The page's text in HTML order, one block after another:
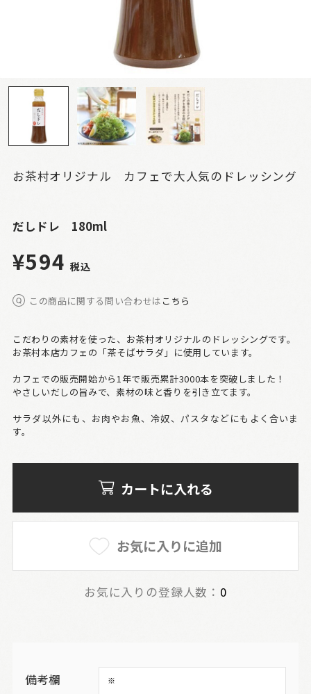
お茶村オリジナル カフェで大人気のドレッシング
だしドレ 180ml
¥594 税込
この商品に関する問い合わせは こちら
こだわりの素材を使った、お茶村オリジナルのドレッシングです。
お茶村本店カフェの「茶そばサラダ」に使用しています。
カフェでの販売開始から1年で販売累計3000本を突破しました！
やさしいだしの旨みで、素材の味と香りを引き立てます。
サラダ以外にも、お肉やお魚、冷奴、パスタなどにもよく合いま
す。
カートに入れる
お気に入りに追加
お気に入りの登録人数： 0
備考欄